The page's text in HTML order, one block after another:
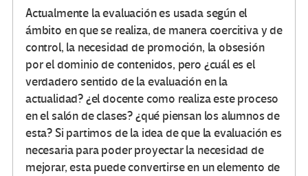
Actualmente la evaluación es usada según el
ámbito en que se realiza, de manera coercitiva y de
control, la necesidad de promoción, la obsesión
por el dominio de contenidos, pero ¿cuál es el
verdadero sentido de la evaluación en la
actualidad? ¿el docente como realiza este proceso
en el salón de clases? ¿qué piensan los alumnos de
esta? Si partimos de la idea de que la evaluación es
necesaria para poder proyectar la necesidad de
mejorar, esta puede convertirse en un elemento de